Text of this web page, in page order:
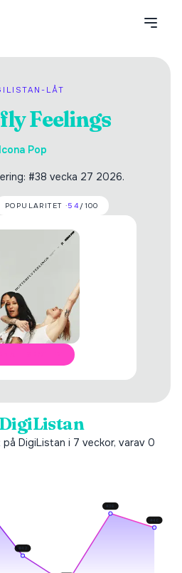
LÅT
Feelings
Icona Pop
#38 vecka 27 2026.
POPULARITET ·54 /100
DigiListan i 7 veckor, varav 0
# 42
# 39
# 40